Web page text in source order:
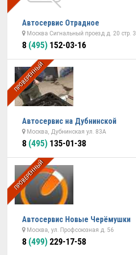
Автосервис Отрадное
Москва Сигнальный проезд д. 20 стр. 3
8 (495) 152-03-16
ПРОВЕРЕННЫЙ
Автосервис на Дубнинской
Москва, Дубнинская ул. 83А
8 (495) 135-01-38
ПРОВЕРЕННЫЙ
Автосервис Новые Черёмушки
Москва, ул. Профсоюзная д. 56
8 (499) 229-17-58